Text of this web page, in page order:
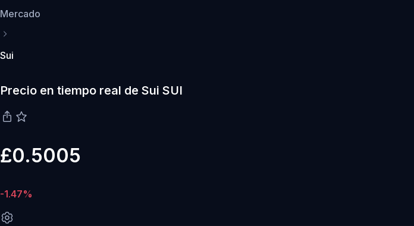
Mercado
Sui
Precio en tiempo real de Sui SUI
£0.5005
-1.47%